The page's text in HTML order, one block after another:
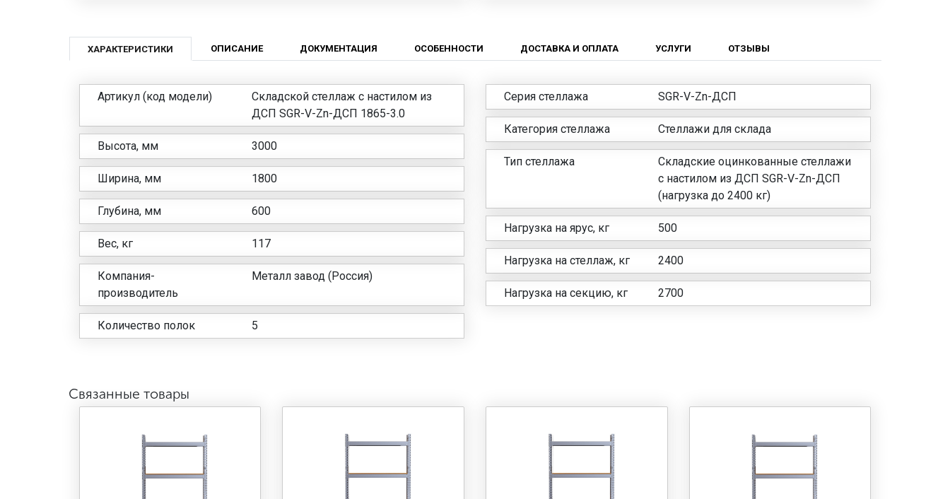
ХАРАКТЕРИСТИКИ ОПИСАНИЕ ДОКУМЕНТАЦИЯ ОСОБЕННОСТИ ДОСТАВКА И ОПЛАТА УСЛУГИ ОТЗЫВЫ
Артикул (код модели)
Складской стеллаж с настилом из
ДСП SGR-V-Zn-ДСП 1865-3.0
Высота, мм 3000
Ширина, мм 1800
Глубина, мм 600
Вес, кг 117
Компания-
производитель
Металл завод (Россия)
Количество полок 5
Серия стеллажа SGR-V-Zn-ДСП
Категория стеллажа Стеллажи для склада
Тип стеллажа
Складские оцинкованные стеллажи
с настилом из ДСП SGR-V-Zn-ДСП
(нагрузка до 2400 кг)
Нагрузка на ярус, кг 500
Нагрузка на стеллаж, кг 2400
Нагрузка на секцию, кг 2700
Связанные товары